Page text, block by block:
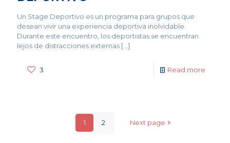
Un Stage Deportivo es un programa para grupos que
desean vivir una experiencia deportiva inolvidable.
Durante este encuentro, los deportistas se encuentran
lejos de distracciones externas […]
3 Read more
1 2 Next page